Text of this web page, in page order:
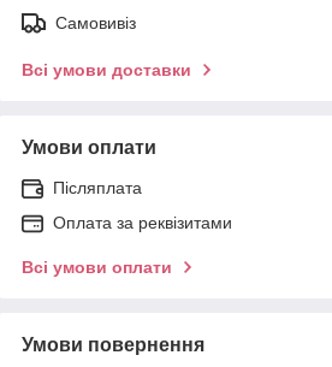
Самовивіз
Всі умови доставки
Умови оплати
Післяплата
Оплата за реквізитами
Всі умови оплати
Умови повернення